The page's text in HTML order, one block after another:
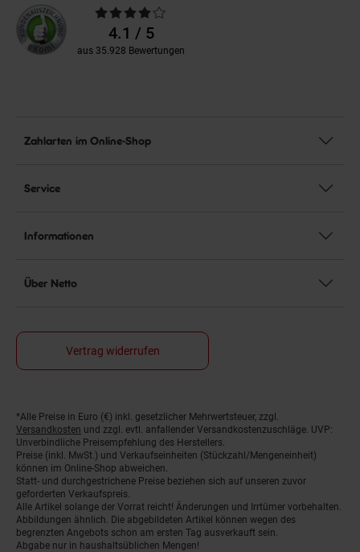
Durchschnittliche
Bewertungen4.1 / 5
aus 35.928 Bewertungen
Zahlarten im Online-Shop
Service
Informationen
Über Netto
Vertrag widerrufen
Fußnoten
*Alle Preise in Euro (€) inkl. gesetzlicher Mehrwertsteuer, zzgl.
Versandkosten und zzgl. evtl. anfallender Versandkostenzuschläge. UVP:
Unverbindliche Preisempfehlung des Herstellers.
Preise (inkl. MwSt.) und Verkaufseinheiten (Stückzahl/Mengeneinheit)
können im Online-Shop abweichen.
Statt- und durchgestrichene Preise beziehen sich auf unseren zuvor
geforderten Verkaufspreis.
Alle Artikel solange der Vorrat reicht! Änderungen und Irrtümer vorbehalten.
Abbildungen ähnlich. Die abgebildeten Artikel können wegen des
begrenzten Angebots schon am ersten Tag ausverkauft sein.
Abgabe nur in haushaltsüblichen Mengen!